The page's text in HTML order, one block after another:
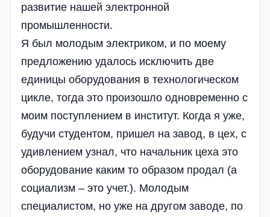
развитие нашей электронной
промышленности.
Я был молодым электриком, и по моему
предложению удалось исключить две
единицы оборудования в технологическом
цикле, тогда это произошло одновременно с
моим поступлением в институт. Когда я уже,
будучи студентом, пришел на завод, в цех, с
удивлением узнал, что начальник цеха это
оборудование каким то образом продал (а
социализм – это учет.). Молодым
специалистом, но уже на другом заводе, по